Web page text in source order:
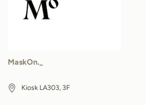
MaskOn._
Kiosk LA303, 3F